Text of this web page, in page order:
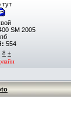
тут
SM 2005
554
8 ±